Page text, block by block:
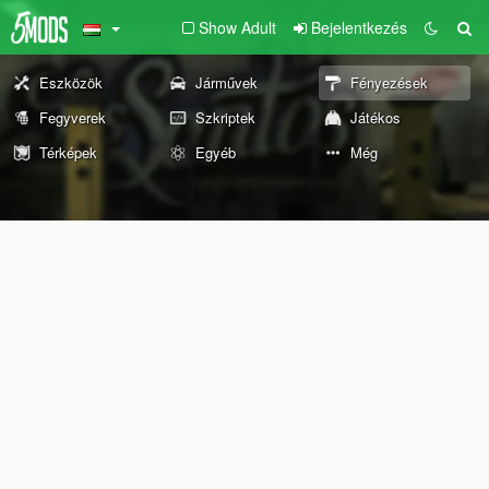
Show Adult Bejelentkezés
Eszközök Járművek
Fényezések
Fegyverek
Szkriptek
Játékos
Térképek
Egyéb Még